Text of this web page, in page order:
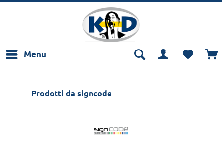
Menu
Prodotti da signcode